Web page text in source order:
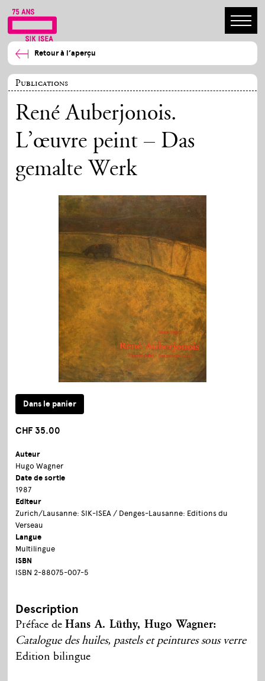
Retour à l’aperçu
Publications
René Auberjonois.
L’œuvre peint – Das
gemalte Werk
CHF 35.00
Auteur
Hugo Wagner
Date de sortie
1987
Editeur
Zurich/Lausanne: SIK-ISEA / Denges-Lausanne: Editions du
Verseau
Langue
Multilingue
ISBN
ISBN 2-88075-007-5
Description
Préface deHans A. Lüthy, Hugo Wagner:
Catalogue des huiles, pastels et peintures sous verre
Edition bilingue